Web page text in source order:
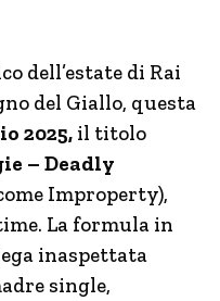
dell’estate di Rai
del Giallo, questa
2025, il titolo
– Deadly
Improperty),
La formula in
inaspettata
single,